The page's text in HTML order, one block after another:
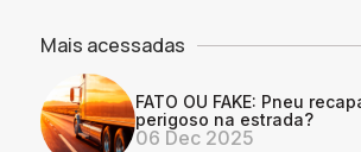
Mais acessadas
FATO OU FAKE: Pneu
perigoso na estrada?
06 Dec 2025